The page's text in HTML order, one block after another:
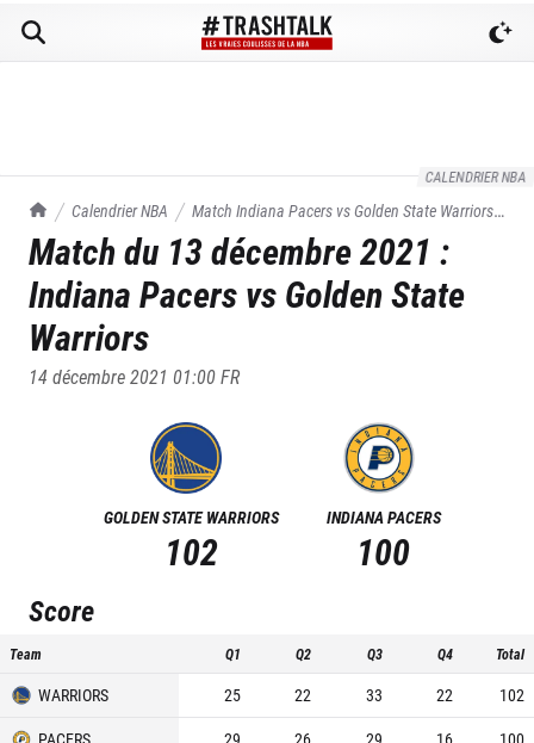
CALENDRIER NBA
TrashTalk Actu NBA
Calendrier NBA Match Indiana Pacers vsGolden State Warriors
du 13/12/2021
Match du 13 décembre 2021 :
Indiana Pacers vs Golden State
Warriors
14 décembre 2021 01:00FR
GOLDEN STATE WARRIORS
102
INDIANA PACERS
100
Score
Team Q1 Q2 Q3 Q4 Total
WARRIORS 25 22 33 22
102